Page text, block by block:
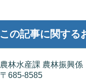
この記事に関する
農林水産課 農林振興係
〒685-8585